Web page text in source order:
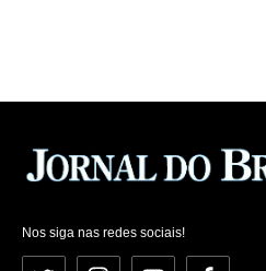
Nos siga nas redes sociais!